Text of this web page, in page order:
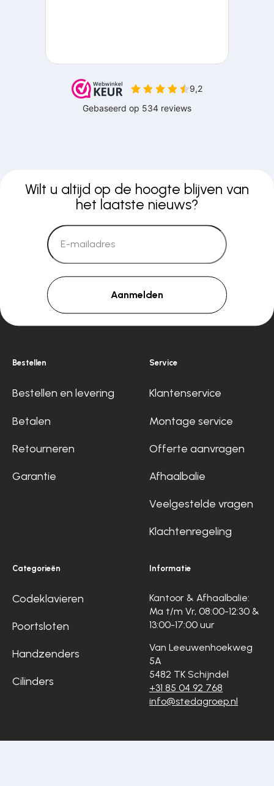
Wilt u altijd op de hoogte blijven van
het laatste nieuws?
Aanmelden
Bestellen
Bestellen en levering
Betalen
Retourneren
Garantie
Service
Klantenservice
Montage service
Offerte aanvragen
Afhaalbalie
Veelgestelde vragen
Klachtenregeling
Categorieën
Codeklavieren
Poortsloten
Handzenders
Cilinders
Informatie
Kantoor & Afhaalbalie:
Ma t/m Vr, 08:00-12:30 &
13:00-17:00 uur
Van Leeuwenhoekweg
5A
5482 TK Schijndel
+31 85 04 92 768
info@stedagroep.nl